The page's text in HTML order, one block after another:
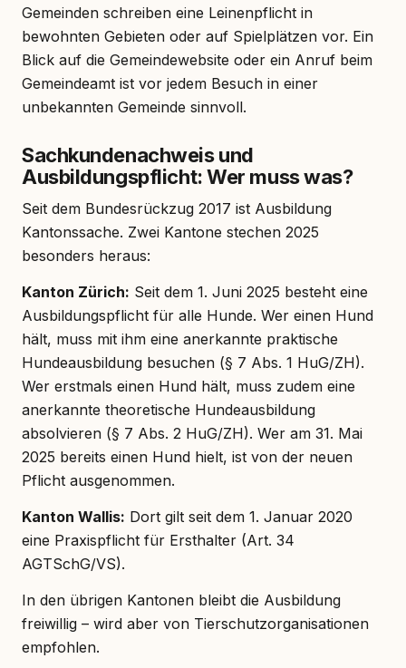
Gemeinden schreiben eine Leinenpflicht in
bewohnten Gebieten oder auf Spielplätzen vor. Ein
Blick auf die Gemeindewebsite oder ein Anruf beim
Gemeindeamt ist vor jedem Besuch in einer
unbekannten Gemeinde sinnvoll.
Sachkundenachweis und
Ausbildungspflicht: Wer muss was?
Seit dem Bundesrückzug 2017 ist Ausbildung
Kantonssache. Zwei Kantone stechen 2025
besonders heraus:
Kanton Zürich: Seit dem 1. Juni 2025 besteht eine
Ausbildungspflicht für alle Hunde. Wer einen Hund
hält, muss mit ihm eine anerkannte praktische
Hundeausbildung besuchen (§ 7 Abs. 1 HuG/ZH).
Wer erstmals einen Hund hält, muss zudem eine
anerkannte theoretische Hundeausbildung
absolvieren (§ 7 Abs. 2 HuG/ZH). Wer am 31. Mai
2025 bereits einen Hund hielt, ist von der neuen
Pflicht ausgenommen.
Kanton Wallis: Dort gilt seit dem 1. Januar 2020
eine Praxispflicht für Ersthalter (Art. 34
AGTSchG/VS).
In den übrigen Kantonen bleibt die Ausbildung
freiwillig – wird aber von Tierschutzorganisationen
empfohlen.